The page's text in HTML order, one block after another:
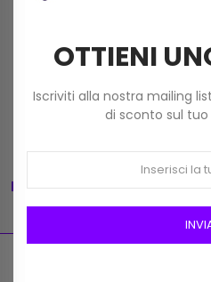
Per ordini superiori a 59€
Registrati alla newsletter
Per vantaggi esclusivi
OTTIENI
Iscriviti alla nostra mailing
di sconto sul